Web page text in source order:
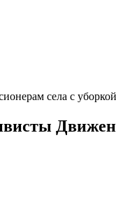
села с уборкой